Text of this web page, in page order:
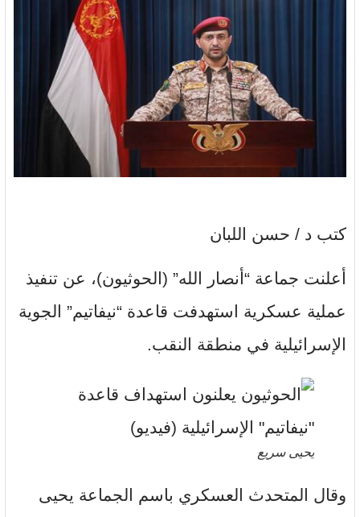
كتب د / حسن اللبان
أعلنت جماعة “أنصار الله” (الحوثيون)، عن تنفيذ
عملية عسكرية استهدفت قاعدة “نيفاتيم” الجوية
الإسرائيلية في منطقة النقب.
يحيى سريع
وقال المتحدث العسكري باسم الجماعة يحيى